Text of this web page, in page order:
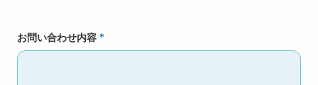
お問い合わせ内容 *